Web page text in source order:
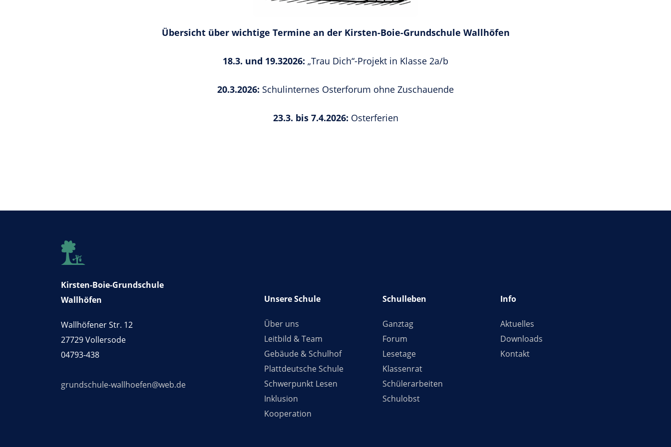
Übersicht über wichtige Termine an der Kirsten-Boie-Grundschule Wallhöfen
18.3. und 19.32026: „Trau Dich“-Projekt in Klasse 2a/b
20.3.2026: Schulinternes Osterforum ohne Zuschauende
23.3. bis 7.4.2026: Osterferien
Kirsten-Boie-Grundschule
Wallhöfen
Wallhöfener Str. 12
27729 Vollersode
04793-438
grundschule-wallhoefen@web.de
Unsere Schule
Über uns
Leitbild & Team
Gebäude & Schulhof
Plattdeutsche Schule
Schwerpunkt Lesen
Inklusion
Kooperation
Schulleben
Ganztag
Forum
Lesetage
Klassenrat
Schülerarbeiten
Schulobst
Info
Aktuelles
Downloads
Kontakt